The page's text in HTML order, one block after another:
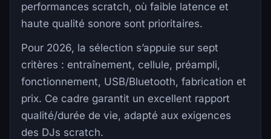
performances scratch, où faible latence et
haute qualité sonore sont prioritaires.
Pour 2026, la sélection s’appuie sur sept
critères : entraînement, cellule, préampli,
fonctionnement, USB/Bluetooth, fabrication et
prix. Ce cadre garantit un excellent rapport
qualité/durée de vie, adapté aux exigences
des DJs scratch.